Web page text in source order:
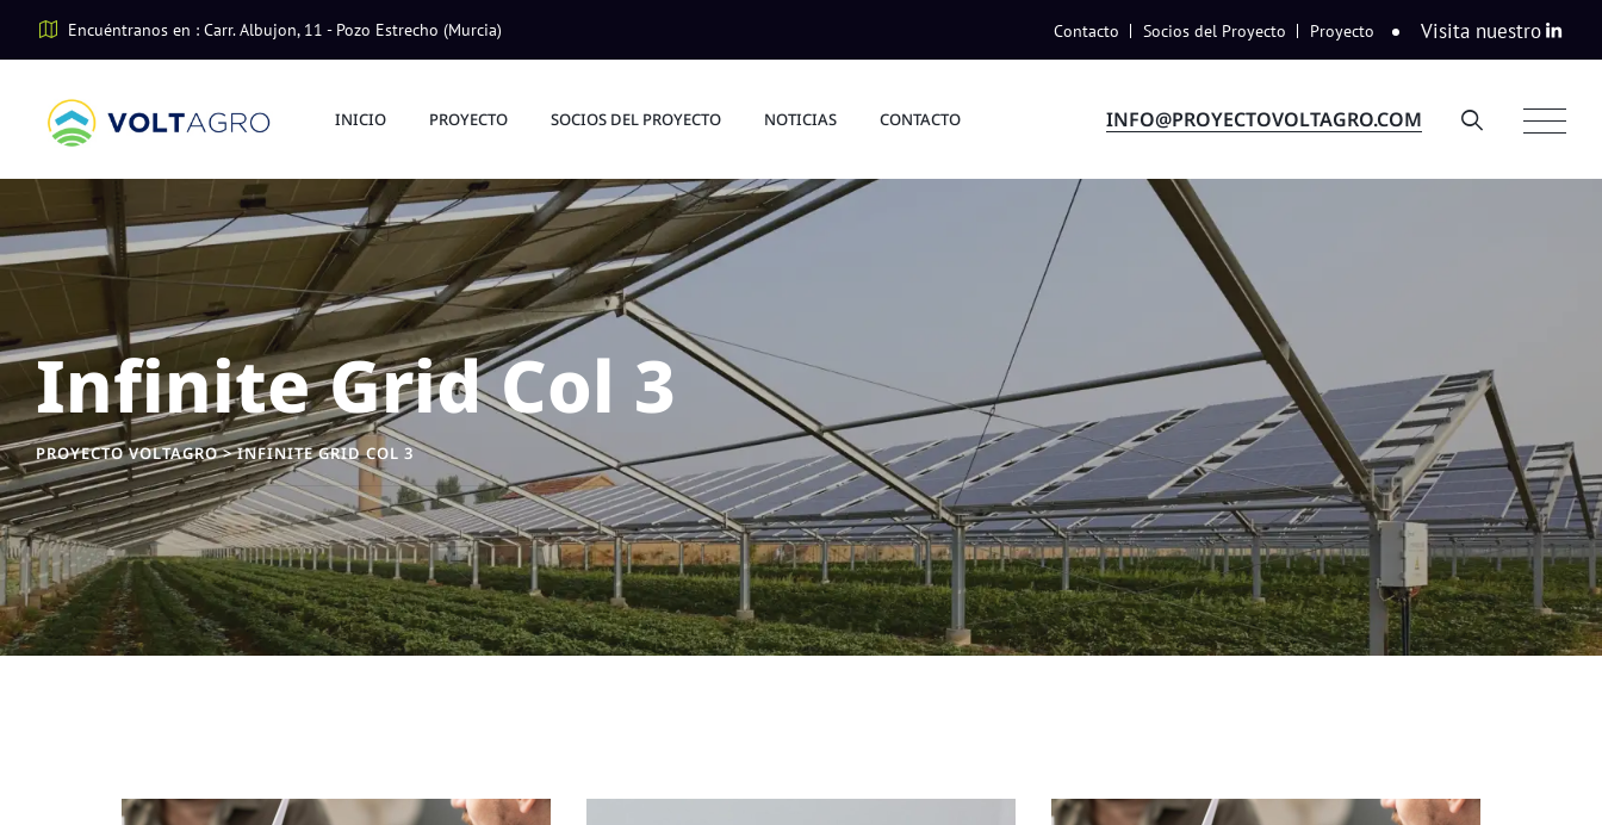
Encuéntranos en : Carr. Albujon, 11 - Pozo Estrecho (Murcia) Contacto Socios del Proyecto Proyecto Visita nuestro
INICIO PROYECTO SOCIOS DEL PROYECTO NOTICIAS CONTACTO INFO@PROYECTOVOLTAGRO.COM
Infinite Grid Col 3
PROYECTO VOLTAGRO>INFINITE GRID COL 3